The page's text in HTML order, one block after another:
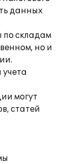
данных
по складам
но и
могут
статей